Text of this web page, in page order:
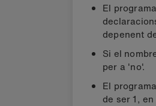
El
depenent
Si el
per a 'no'.
El
de ser 1,